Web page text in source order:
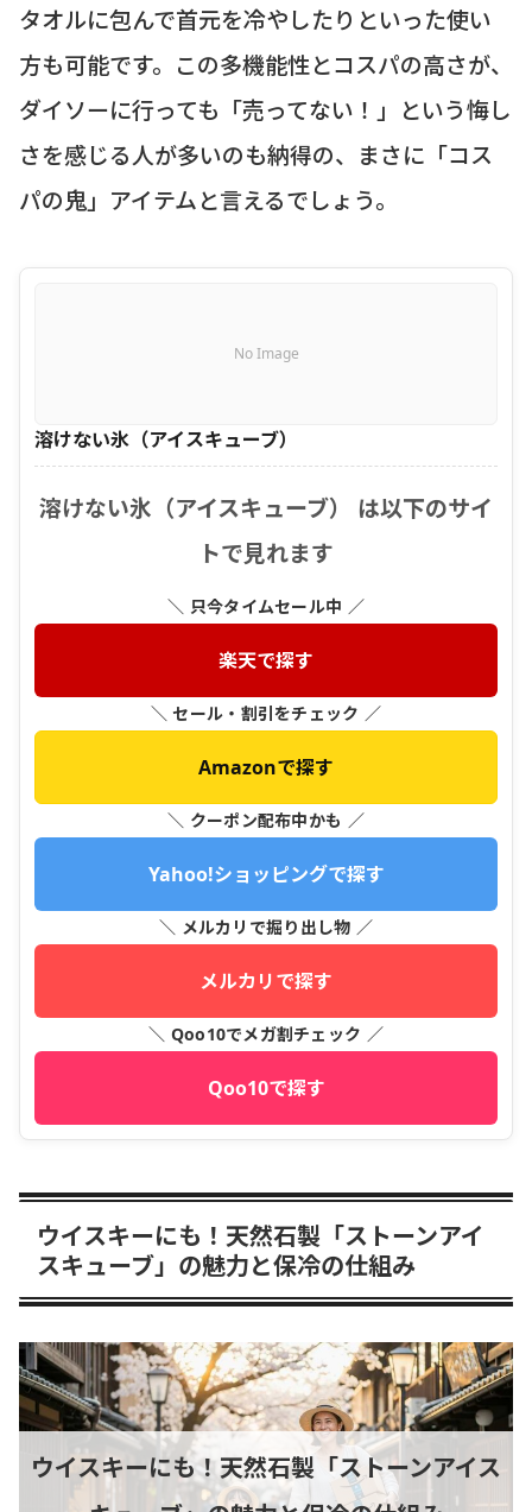
タオルに包んで首元を冷やしたりといった使い
方も可能です。この多機能性とコスパの高さが、
ダイソーに行っても「売ってない！」という悔し
さを感じる人が多いのも納得の、まさに「コス
パの鬼」アイテムと言えるでしょう。
No Image
溶けない氷（アイスキューブ）
溶けない氷（アイスキューブ） は以下のサイ
トで見れます
＼ 只今タイムセール中 ／
楽天で探す
＼ セール・割引をチェック ／
Amazonで探す
＼ クーポン配布中かも ／
Yahoo!ショッピングで探す
＼ メルカリで掘り出し物 ／
メルカリで探す
＼ Qoo10でメガ割チェック ／
Qoo10で探す
ウイスキーにも！天然石製「ストーンアイ
スキューブ」の魅力と保冷の仕組み
ウイスキーにも！天然石製「ストーンアイス